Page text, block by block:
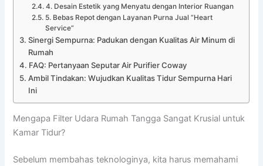
4. Desain Estetik yang Menyatu dengan Interior Ruangan
5. Bebas Repot dengan Layanan Purna Jual “Heart
Service”
Sinergi Sempurna: Padukan dengan Kualitas Air Minum di
Rumah
FAQ: Pertanyaan Seputar Air Purifier Coway
Ambil Tindakan: Wujudkan Kualitas Tidur Sempurna Hari
Ini
Mengapa Filter Udara Rumah Tangga Sangat Krusial untuk
Kamar Tidur?
Sebelum membahas teknologinya, kita harus memahami